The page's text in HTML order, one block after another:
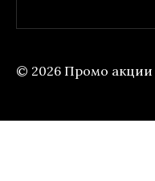
© 2026 Промо акции